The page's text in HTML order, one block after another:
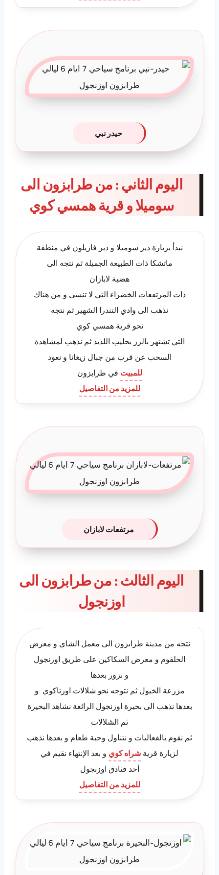
حيدر نبي
اليوم الثاني : من طرابزون الى
سوميلا و قرية همسي كوي
نبدأ بزيارة دير سوميلا و دير فازيلون في منطقة
ماتشكا ذات الطبيعة الجميلة ثم نتجه الى
هضبة لابازان
ذات المرتفعات الخضراء التي لا تنسى و من هناك
نذهب الى وادي التندرا الشهير ثم نتجه
نحو قرية همسي كوي
التي تشتهر بالرز بحليب اللذيذ ثم نذهب لمشاهدة
السحب عن قرب من جبال زيغانا و نعود
للمبيت في طرابزون
للمزيد من التفاصيل
مرتفعات لابازان
اليوم الثالث : من طرابزون الى
اوزنجول
نتجه من مدينة طرابزون الى معمل الشاي و معرض
الحلقوم و معرض السكاكين على طريق اوزنجول
و نزور بعدها
مزرعة الخيول ثم نتوجه نحو شلالات اورتاكوي و
بعدها نذهب الى بحيرة اوزنجول الرائعة نشاهد البحيرة
ثم الشلالات
ثم نقوم بالفعاليات و نتناول وجبة طعام و بعدها نذهب
لزيارة قريةشراه كوي و بعد الإنتهاء نقيم في
أحد فنادق اوزنجول
للمزيد من التفاصيل